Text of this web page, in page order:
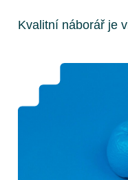
Kvalitní náborář je